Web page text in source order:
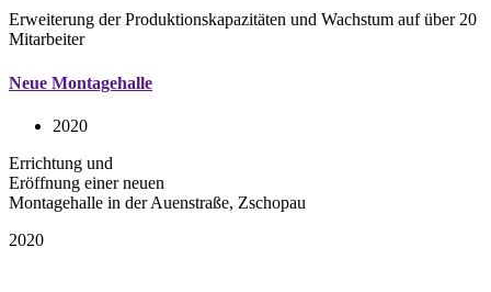
Erweiterung der Produktionskapazitäten und Wachstum auf über 20
Mitarbeiter
Neue Montagehalle
2020
Errichtung und
Eröffnung einer neuen
Montagehalle in der Auenstraße, Zschopau
2020